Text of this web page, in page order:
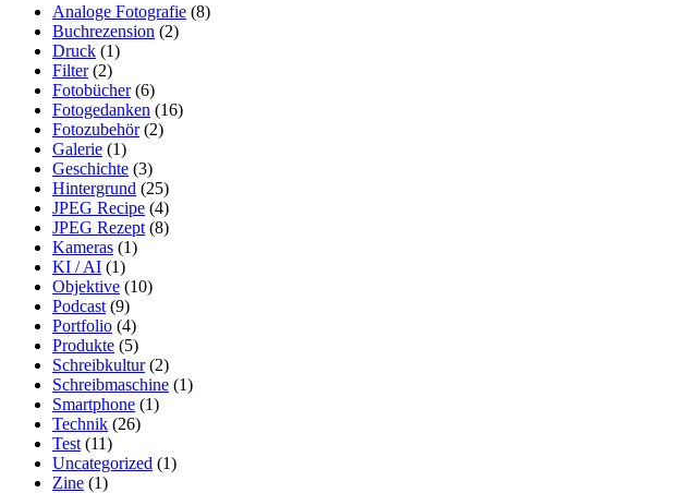
Analoge Fotografie (8)
Buchrezension (2)
Druck (1)
Filter(2)
Fotobücher(6)
Fotogedanken (16)
Fotozubehör(2)
Galerie (1)
Geschichte (3)
Hintergrund (25)
JPEG Recipe (4)
JPEG Rezept (8)
Kameras (1)
KI / AI (1)
Objektive (10)
Podcast (9)
Portfolio (4)
Produkte (5)
Schreibkultur(2)
Schreibmaschine (1)
Smartphone (1)
Technik (26)
Test (11)
Uncategorized (1)
Zine (1)